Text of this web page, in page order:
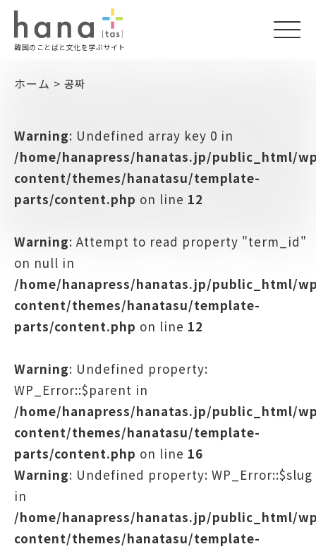
韓国のことばと文化を学ぶサイト
ホーム > 공짜
Warning: Undefined array key 0 in
/home/hanapress/hanatas.jp/public_html/
content/themes/hanatasu/template-
parts/content.php on line 12
Warning: Attempt to read property "term_id"
on null in
/home/hanapress/hanatas.jp/public_html/
content/themes/hanatasu/template-
parts/content.php on line 12
Warning: Undefined property:
WP_Error::$parent in
/home/hanapress/hanatas.jp/public_html/
content/themes/hanatasu/template-
parts/content.php on line 16
Warning: Undefined property: WP_Error::$slug
in
/home/hanapress/hanatas.jp/public_html/
content/themes/hanatasu/template-